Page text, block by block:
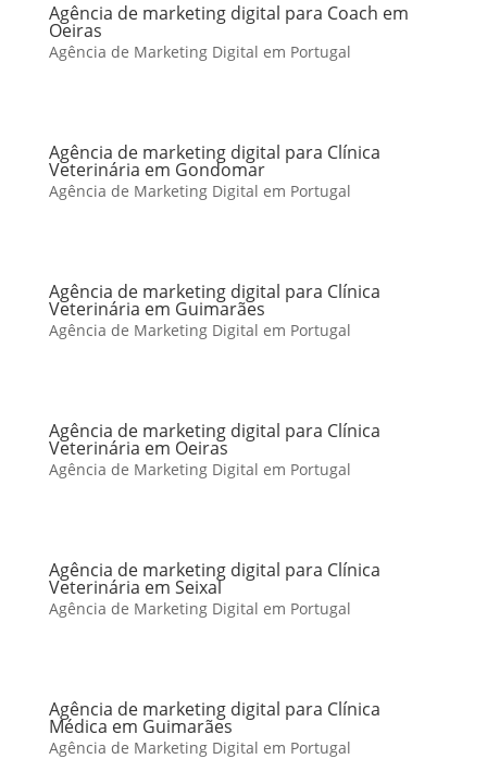
Agência de marketing digital para Coach em
Oeiras
Agência de Marketing Digital em Portugal
Agência de marketing digital para Clínica
Veterinária em Gondomar
Agência de Marketing Digital em Portugal
Agência de marketing digital para Clínica
Veterinária em Guimarães
Agência de Marketing Digital em Portugal
Agência de marketing digital para Clínica
Veterinária em Oeiras
Agência de Marketing Digital em Portugal
Agência de marketing digital para Clínica
Veterinária em Seixal
Agência de Marketing Digital em Portugal
Agência de marketing digital para Clínica
Médica em Guimarães
Agência de Marketing Digital em Portugal